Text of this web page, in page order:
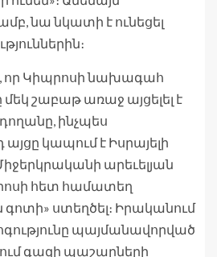
նա նկատի է ունեցել
Կիպրոսի նախագահ
շաբաթ առաջ այցելել է
ինչպես
այցը կապում է Իսրայելի
արեւելյան
հետ համատեղ
ստեղծել։ Իրականում
պայմանավորված
գազի պաշարների